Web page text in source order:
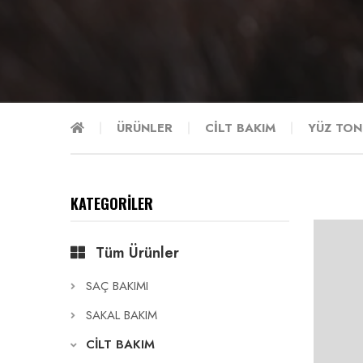
ÜRÜNLER CİLT BAKIM YÜZ
KATEGORİLER
Tüm Ürünler
SAÇ BAKIMI
SAKAL BAKIM
CİLT BAKIM